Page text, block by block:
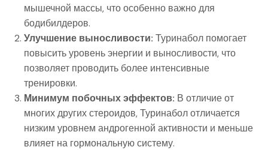
мышечной массы, что особенно важно для
бодибилдеров.
Улучшение выносливости: Туринабол помогает
повысить уровень энергии и выносливости, что
позволяет проводить более интенсивные
тренировки.
Минимум побочных эффектов: В отличие от
многих других стероидов, Туринабол отличается
низким уровнем андрогенной активности и меньше
влияет на гормональную систему.